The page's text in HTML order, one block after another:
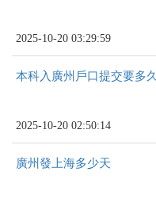
2025-10-20 03:29:59
本科入廣州戶口提交要多久
2025-10-20 02:50:14
廣州發上海多少天